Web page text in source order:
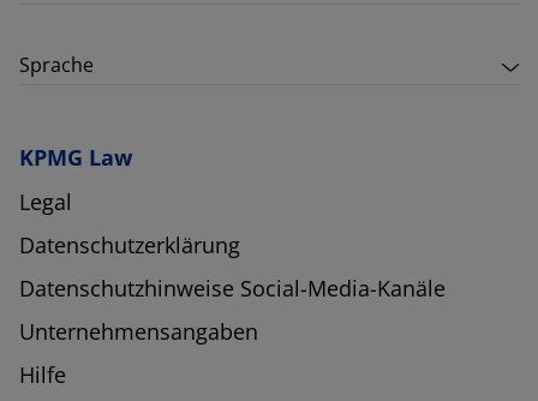
Sprache
KPMG Law
Legal
Datenschutzerklärung
Datenschutzhinweise Social-Media-Kanäle
Unternehmensangaben
Hilfe